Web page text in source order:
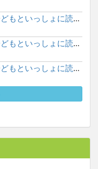
令和８年度版「毎月２３日は子どもといっしょに読書の日」ポスタ...
令和７年度版「毎月２３日は子どもといっしょに読書の日」ポスタ...
令和７年度版「毎月２３日は子どもといっしょに読書の日」ポスタ...